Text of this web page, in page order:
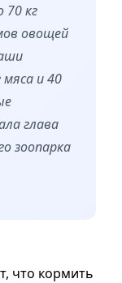
70 кг
овощей
и 40
глава
зоопарка
что кормить